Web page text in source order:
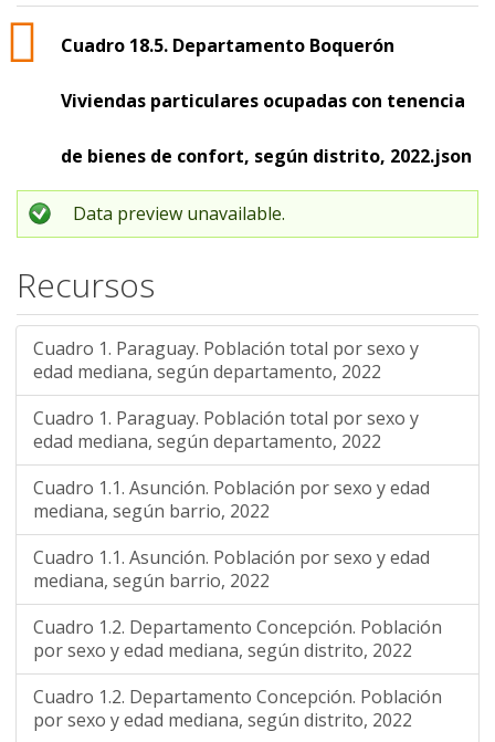
Cuadro 18.5. Departamento Boquerón
Viviendas particulares ocupadas con tenencia
de bienes de confort, según distrito, 2022.json
Data preview unavailable.
Recursos
Cuadro 1. Paraguay. Población total por sexo y
edad mediana, según departamento, 2022
Cuadro 1. Paraguay. Población total por sexo y
edad mediana, según departamento, 2022
Cuadro 1.1. Asunción. Población por sexo y edad
mediana, según barrio, 2022
Cuadro 1.1. Asunción. Población por sexo y edad
mediana, según barrio, 2022
Cuadro 1.2. Departamento Concepción. Población
por sexo y edad mediana, según distrito, 2022
Cuadro 1.2. Departamento Concepción. Población
por sexo y edad mediana, según distrito, 2022